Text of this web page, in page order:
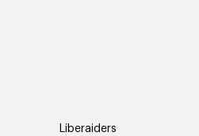
Liberaiders